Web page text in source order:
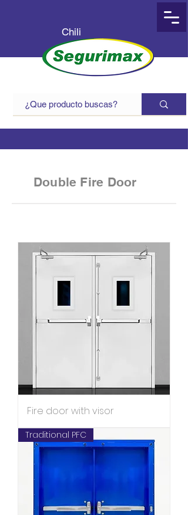
Chili
Double Fire Door
Fire door with visor
Traditional PFC